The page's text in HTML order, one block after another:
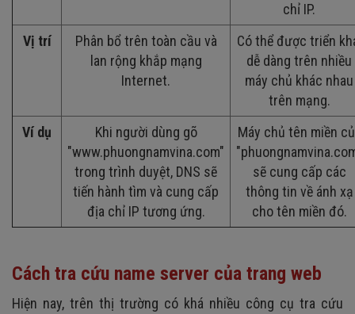
chỉ IP.
Vị trí
Phân bổ trên toàn cầu và
lan rộng khắp mạng
Internet.
Có thể được triển
dễ dàng trên nhiều
máy chủ khác nhau
trên mạng.
Ví dụ
Khi người dùng gõ
"www.phuongnamvina.com"
trong trình duyệt, DNS sẽ
tiến hành tìm và cung cấp
địa chỉ IP tương ứng.
Máy chủ tên miền
sẽ cung cấp các
thông tin về ánh xạ
cho tên miền đó.
Cách tra cứu name server của trang web
Hiện nay, trên thị trường có khá nhiều công cụ tra cứu